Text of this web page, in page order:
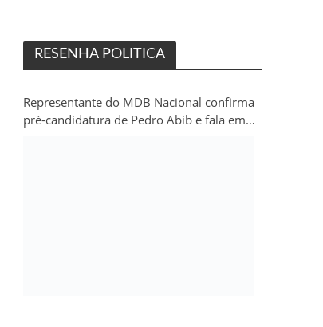
RESENHA POLITICA
Representante do MDB Nacional confirma
pré-candidatura de Pedro Abib e fala em